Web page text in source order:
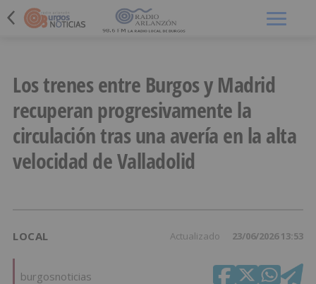
Los trenes entre Burgos y Madrid
recuperan progresivamente la
circulación tras una avería en la alta
velocidad de Valladolid
LOCAL Actualizado 23/06/2026 13:53
burgosnoticias